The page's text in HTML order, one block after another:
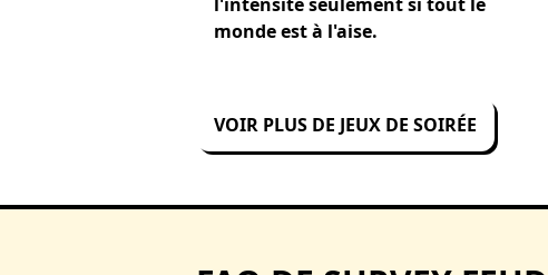
monde est à l'aise.
VOIR PLUS DE JEUX DE SOIRÉE